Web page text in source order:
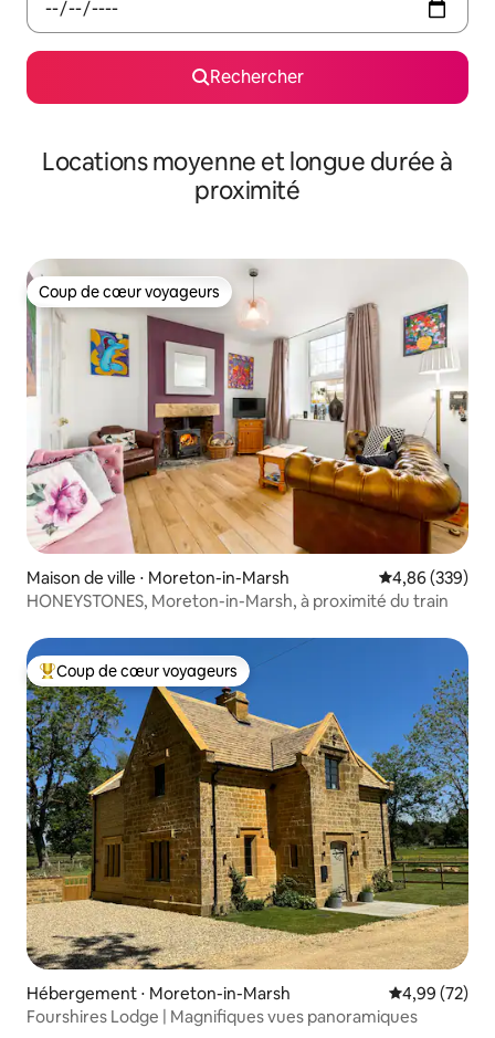
Rechercher
Locations moyenne et longue durée à
proximité
Coup de cœur voyageurs
Coup de cœur voyageurs
Maison de ville ⋅ Moreton-in-Marsh Évaluation
4,86 (339)
HONEYSTONES, Moreton-in-Marsh, à proximité du train
Coups de cœur voyageurs les plus appréciés
Coup de cœur voyageurs
Hébergement ⋅ Moreton-in-Marsh Évaluation
4,99 (72)
Fourshires Lodge | Magnifiques vues panoramiques